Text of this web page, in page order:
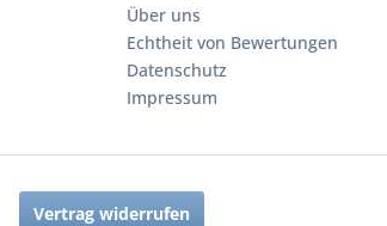
Über uns
Echtheit von Bewertungen
Datenschutz
Impressum
Vertrag widerrufen